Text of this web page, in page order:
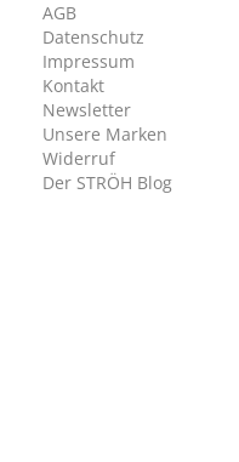
AGB
Datenschutz
Impressum
Kontakt
Newsletter
Unsere Marken
Widerruf
Der STRÖH Blog